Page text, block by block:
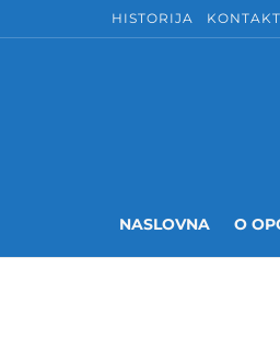
HISTORIJA KONTAKT
NASLOVNA O